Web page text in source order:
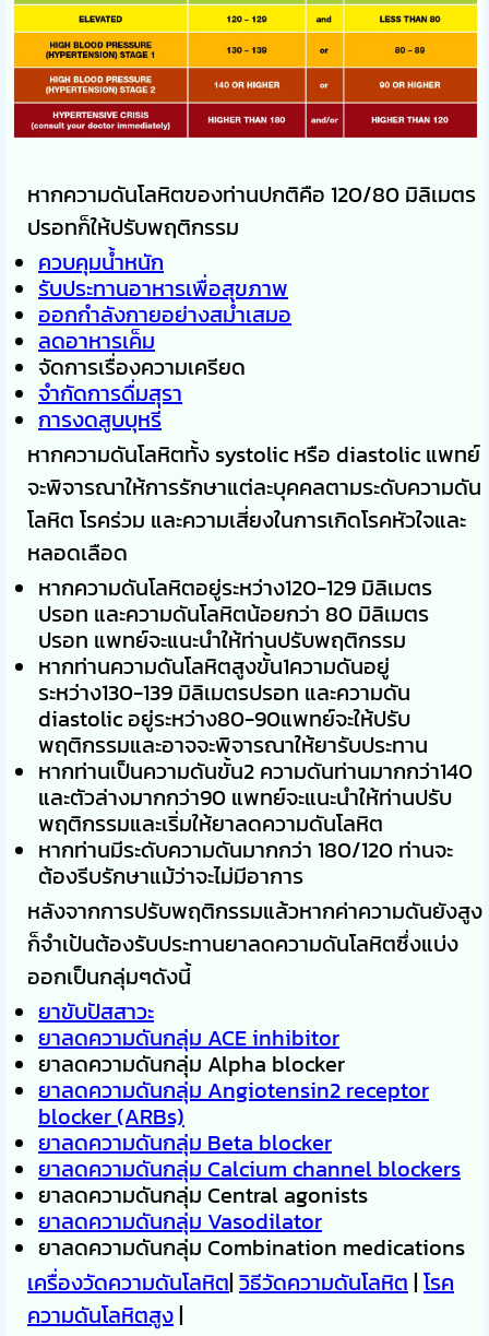
หากความดันโลหิตของท่านปกติคือ 120/80 มิลิเมตร
ปรอทก็ให้ปรับพฤติกรรม
ควบคุมน้ำหนัก
รับประทานอาหารเพื่อสุขภาพ
ออกกำลังกายอย่างสม่ำเสมอ
ลดอาหารเค็ม
จัดการเรื่องความเครียด
จำกัดการดื่มสุรา
การงดสูบบุหรี่
หากความดันโลหิตทั้ง systolic หรือ diastolic แพทย์
จะพิจารณาให้การรักษาแต่ละบุคคลตามระดับความดัน
โลหิต โรคร่วม และความเสี่ยงในการเกิดโรคหัวใจและ
หลอดเลือด
หากความดันโลหิตอยู่ระหว่าง120-129 มิลิเมตร
ปรอท และความดันโลหิตน้อยกว่า 80 มิลิเมตร
ปรอท แพทย์จะแนะนำให้ท่านปรับพฤติกรรม
หากท่านความดันโลหิตสูงขั้น1ความดันอยู่
ระหว่าง130-139 มิลิเมตรปรอท และความดัน
diastolic อยู่ระหว่าง80-90แพทย์จะให้ปรับ
พฤติกรรมและอาจจะพิจารณาให้ยารับประทาน
หากท่านเป็นความดันขั้น2 ความดันท่านมากกว่า140
และตัวล่างมากกว่า90 แพทย์จะแนะนำให้ท่านปรับ
พฤติกรรมและเริ่มให้ยาลดความดันโลหิต
หากท่านมีระดับความดันมากกว่า 180/120 ท่านจะ
ต้องรีบรักษาแม้ว่าจะไม่มีอาการ
หลังจากการปรับพฤติกรรมแล้วหากค่าความดันยังสูง
ก็จำเป้นต้องรับประทานยาลดความดันโลหิตซึ่งแบ่ง
ออกเป็นกลุ่มๆดังนี้
ยาขับปัสสาวะ
ยาลดความดันกลุ่ม ACE inhibitor
ยาลดความดันกลุ่ม Alpha blocker
ยาลดความดันกลุ่ม Angiotensin2 receptor
blocker (ARBs)
ยาลดความดันกลุ่ม Beta blocker
ยาลดความดันกลุ่ม Calcium channel blockers
ยาลดความดันกลุ่ม Central agonists
ยาลดความดันกลุ่ม Vasodilator
ยาลดความดันกลุ่ม Combination medications
เครื่องวัดความดันโลหิต| วิธีวัดความดันโลหิต| โรค
ความดันโลหิตสูง|